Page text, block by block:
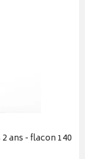
ans - flacon 140